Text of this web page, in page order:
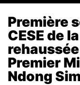
Première
CESE de
Premier
Ndong